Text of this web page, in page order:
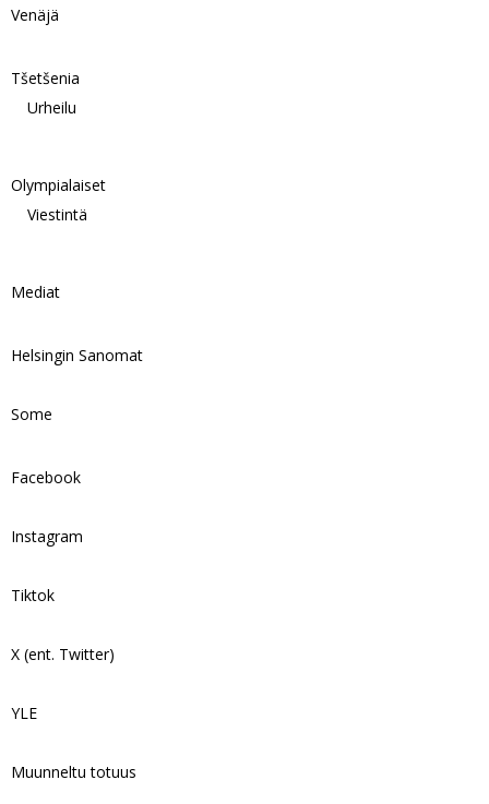
Venäjä
Tšetšenia
Urheilu
Olympialaiset
Viestintä
Mediat
Helsingin Sanomat
Some
Facebook
Instagram
Tiktok
X (ent. Twitter)
YLE
Muunneltu totuus